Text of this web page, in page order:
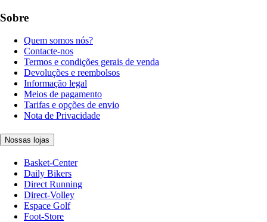
Sobre
Quem somos nós?
Contacte-nos
Termos e condições gerais de venda
Devoluções e reembolsos
Informação legal
Meios de pagamento
Tarifas e opções de envio
Nota de Privacidade
Nossas lojas
Basket-Center
Daily Bikers
Direct Running
Direct-Volley
Espace Golf
Foot-Store